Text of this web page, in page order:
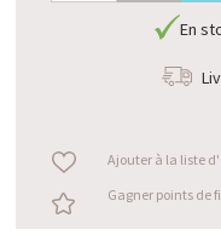
En
Ajouter à la liste
Gagner points de